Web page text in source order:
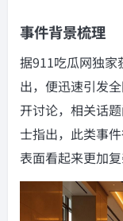
事件背景梳理
据911吃瓜网独家
出，便迅速引发
开讨论，相关话
士指出，此类事
表面看起来更加复